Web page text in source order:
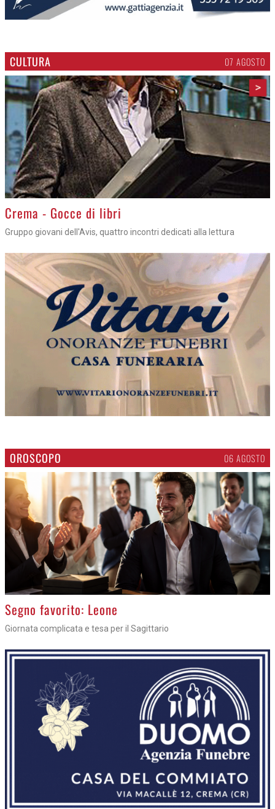
CULTURA 07 AGOSTO
>
Crema - Gocce di libri
Gruppo giovani dell'Avis, quattro incontri dedicati alla lettura
OROSCOPO 06 AGOSTO
>
Segno favorito: Leone
Giornata complicata e tesa per il Sagittario